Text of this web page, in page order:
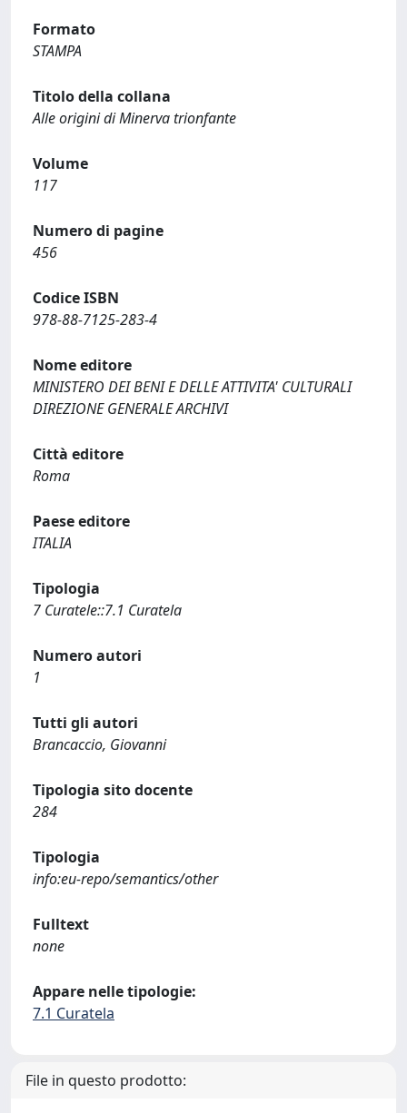
Formato
STAMPA
Titolo della collana
Alle origini di Minerva trionfante
Volume
117
Numero di pagine
456
Codice ISBN
978-88-7125-283-4
Nome editore
MINISTERO DEI BENI E DELLE ATTIVITA' CULTURALI
DIREZIONE GENERALE ARCHIVI
Città editore
Roma
Paese editore
ITALIA
Tipologia
7 Curatele::7.1 Curatela
Numero autori
1
Tutti gli autori
Brancaccio, Giovanni
Tipologia sito docente
284
Tipologia
info:eu-repo/semantics/other
Fulltext
none
Appare nelle tipologie:
7.1 Curatela
File in questo prodotto: